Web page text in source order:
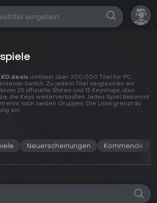
XD.deals umfasst über 200.000 Titel für PC,
Switch. Zu jedem Titel vergleichen wir
25 offizielle Stores und 15 Keyshops, also
die Keys weiterverkaufen. Jedes Spiel bekommt
nach beiden Gruppen. Die Liste grenzt du
ein.
Neuerscheinungen Kommende